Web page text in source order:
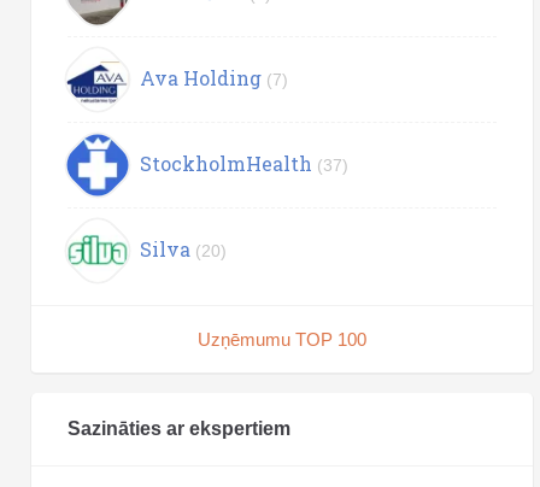
Ava Holding (7)
StockholmHealth (37)
Silva (20)
Uzņēmumu TOP 100
Sazināties ar ekspertiem